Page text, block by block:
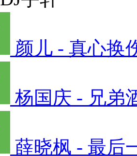
颜儿 - 真心换
杨国庆 - 兄弟
薛晓枫 - 最后